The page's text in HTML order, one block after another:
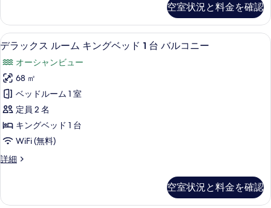
の
す
べ
て
の
写
真
を
表
示
オ
ー
シ
ャ
ン
ビ
ュ
ー
(Guest
Room)
す
ニ
ー
オ
ー
シ
ャ
ン
ビ
ュ
(Guest
Room)
詳
ン
グ
ベ
ッ
ド
台
バ
ル
コ
の
ス
ル
ー
キ
ン
グ
ベ
ッ
ド
台
ル
ー
空室状況と料金を確認
デ
ラ
ッ
ク
ス
ル
ー
ム
キ
グ
ミニバー (無料)、セーフティボック
8
デラックス ルーム キングベッド 1 台 バルコニー
オーシャンビュー
68 ㎡
ベッドルーム 1 室
定員 2 名
キングベッド 1 台
WiFi (無料)
詳細
デ
ス
空室状況と料金を確認